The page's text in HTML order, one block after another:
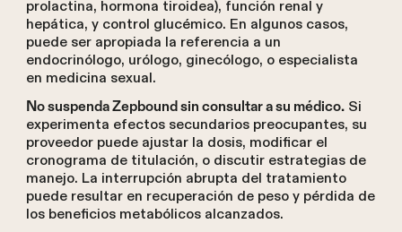
prolactina, hormona tiroidea), función renal y
hepática, y control glucémico. En algunos casos,
puede ser apropiada la referencia a un
endocrinólogo, urólogo, ginecólogo, o especialista
en medicina sexual.
No suspenda Zepbound sin consultar a su médico.Si
experimenta efectos secundarios preocupantes, su
proveedor puede ajustar la dosis, modificar el
cronograma de titulación, o discutir estrategias de
manejo. La interrupción abrupta del tratamiento
puede resultar en recuperación de peso y pérdida de
los beneficios metabólicos alcanzados.